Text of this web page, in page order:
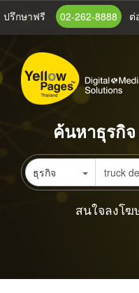
ข้าม
เนื้อหา
หลัก
ปรึกษาฟรี 02-262-8888 ต่
ค้นหาธุรกิ
ธุรกิจ
สนใจลงโ